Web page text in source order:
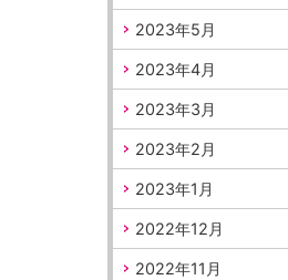
2023年5月
2023年4月
2023年3月
2023年2月
2023年1月
2022年12月
2022年11月